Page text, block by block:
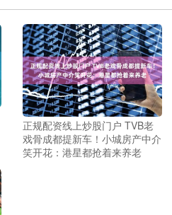
正规配资线上炒股门户 TVB老
戏骨成都提新车！小城房产中介
笑开花：港星都抢着来养老